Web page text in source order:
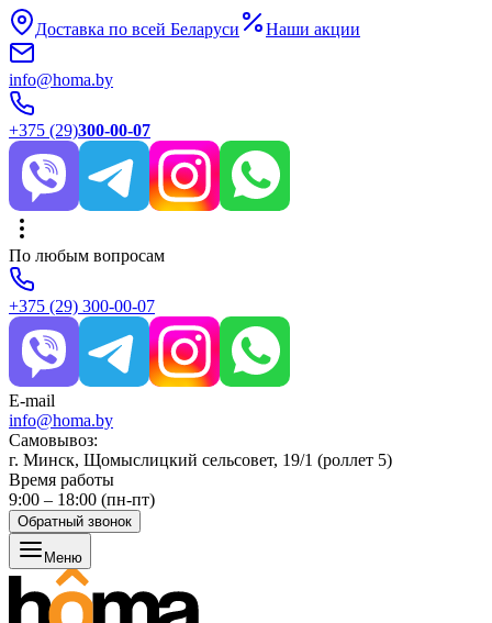
Доставка по всей Беларуси Наши акции
info@homa.by
+375 (29)300-00-07
По любым вопросам
+375 (29) 300-00-07
E-mail
info@homa.by
Самовывоз:
г. Минск, Щомыслицкий сельсовет, 19/1 (роллет 5)
Время работы
9:00 – 18:00 (пн-пт)
Обратный звонок
Меню